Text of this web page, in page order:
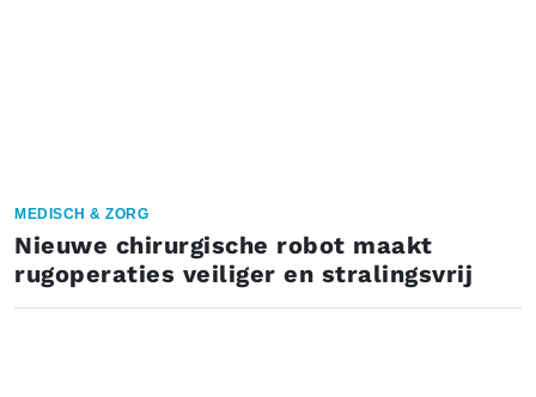
MEDISCH & ZORG
Nieuwe chirurgische robot maakt
rugoperaties veiliger en stralingsvrij